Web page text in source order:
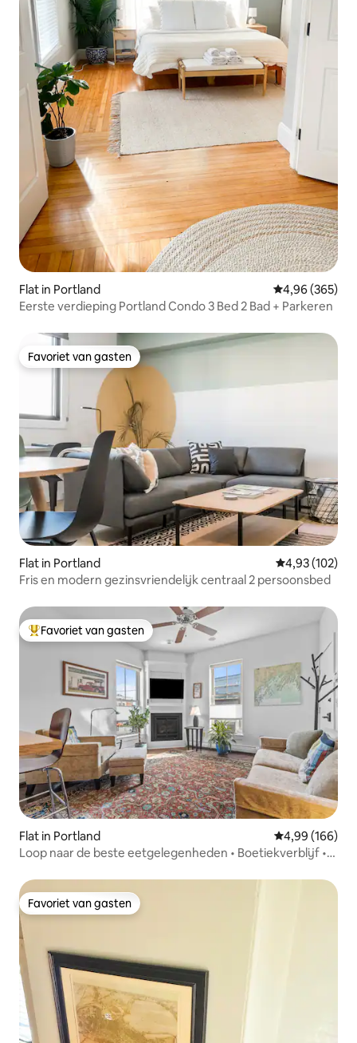
Flat in Portland Gemiddelde
4,96 (365)
Eerste verdieping Portland Condo 3 Bed 2 Bad + Parkeren
Favoriet van gasten
Favoriet van gasten
Flat in Portland Gemiddelde
4,93 (102)
Fris en modern gezinsvriendelijk centraal 2 persoonsbed
Topfavoriet van gasten
Favoriet van gasten
Flat in Portland Gemiddelde
4,99 (166)
Loop naar de beste eetgelegenheden • Boetiekverblijf •
Favoriet van gasten
Favoriet van gasten